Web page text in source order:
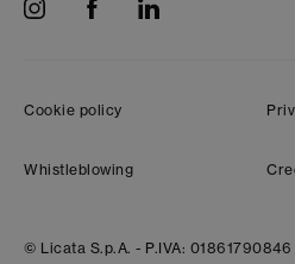
Cookie policy
Whistleblowing
© Licata S.p.A. - P.IVA: 01861790846